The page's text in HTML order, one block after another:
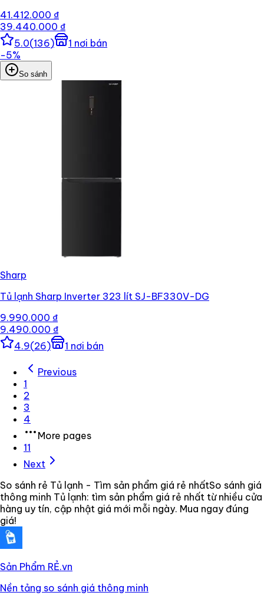
41.412.000 ₫
39.440.000 ₫
5.0(136) 1 nơi bán
−5%
So sánh
Sharp
Tủ lạnh Sharp Inverter 323 lít SJ-BF330V-DG
9.990.000 ₫
9.490.000 ₫
4.9(26) 1 nơi bán
Previous
1
2
3
4
More pages
11
Next
So sánh rẻ Tủ lạnh - Tìm sản phẩm giá rẻ nhấtSo sánh giá
thông minh Tủ lạnh: tìm sản phẩm giá rẻ nhất từ nhiều cửa
hàng uy tín, cập nhật giá mới mỗi ngày. Mua ngay đúng
giá!
Sản Phẩm RẺ.vn
Nền tảng so sánh giá thông minh